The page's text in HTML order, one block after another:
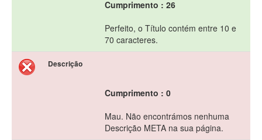
Cumprimento : 26
Perfeito, o Título contém entre 10 e
70 caracteres.
Descrição
Cumprimento : 0
Mau. Não encontrámos nenhuma
Descrição META na sua página.